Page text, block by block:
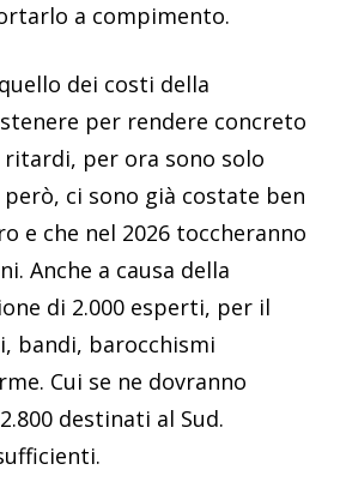
a compimento.
dei costi della
per rendere concreto
per ora sono solo
però, ci sono già costate ben
e che nel 2026 toccheranno
Anche a causa della
di 2.000 esperti, per il
bandi, barocchismi
Cui se ne dovranno
destinati al Sud.